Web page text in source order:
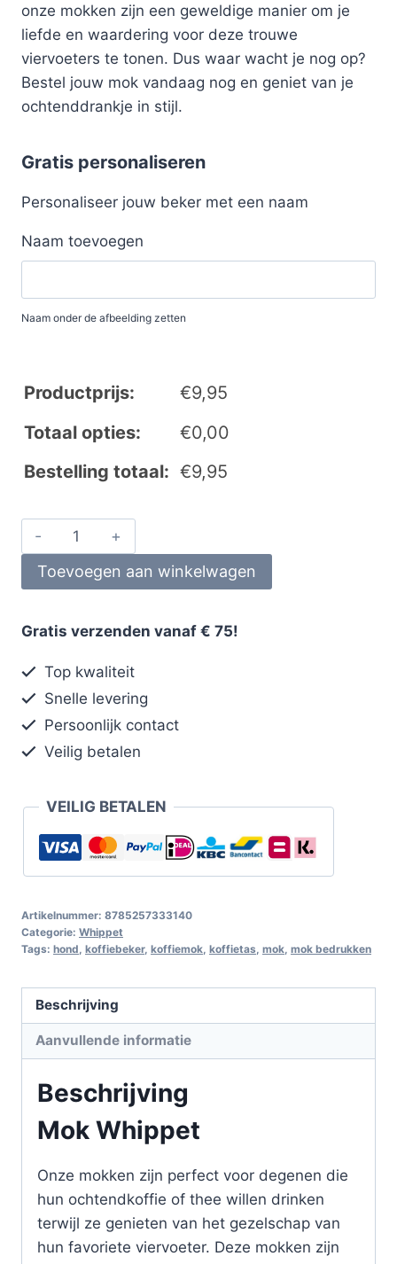
onze mokken zijn een geweldige manier om je
liefde en waardering voor deze trouwe
viervoeters te tonen. Dus waar wacht je nog op?
Bestel jouw mok vandaag nog en geniet van je
ochtenddrankje in stijl.
Gratis personaliseren
Personaliseer jouw beker met een naam
Naam toevoegen
Naam onder de afbeelding zetten
Productprijs: €9,95
Totaal opties:
€0,00
Bestelling totaal: €9,95
Toevoegen aan winkelwagen
Gratis verzenden vanaf € 75!
Top kwaliteit
Snelle levering
Persoonlijk contact
Veilig betalen
VEILIG BETALEN
Artikelnummer: 8785257333140
Categorie: Whippet
Tags: hond koffiebeker, koffiemok koffietas mok mok bedrukken
Beschrijving
Aanvullende informatie
Beschrijving
Mok Whippet
Onze mokken zijn perfect voor degenen die
hun ochtendkoffie of thee willen drinken
terwijl ze genieten van het gezelschap van
hun favoriete viervoeter. Deze mokken zijn